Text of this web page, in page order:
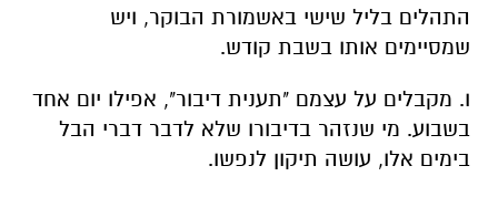
התהלים בליל שישי באשמורת הבוקר, ויש
שמסיימים אותו בשבת קודש.
ו. מקבלים על עצמם "תענית דיבור", אפילו יום אחד
בשבוע. מי שנזהר בדיבורו שלא לדבר דברי הבל
בימים אלו, עושה תיקון לנפשו.